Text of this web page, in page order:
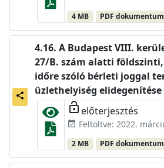
4 MB PDF dokumentum
share
A Budapest VIII.
27/B. szám alatti
időre szóló bérleti joggal
üzlethelyiség elidegenítése
lock_open előterjesztés
event_available Feltöltve: 2022.
2 MB PDF dokumentum